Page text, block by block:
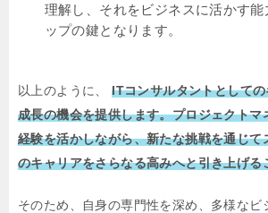
理解し、それをビジネスに活かす
ップの鍵となります。
以上のように、ITコンサルタントとして
成長の機会を提供します。プロジェクトマ
経験を活かしながら、新たな挑戦を通じて
のキャリアをさらなる高みへと引き上げる
そのため、自身の専門性を深め、多様なビ